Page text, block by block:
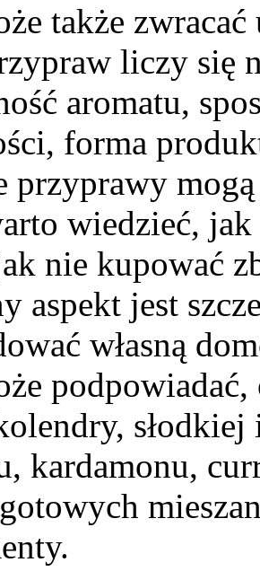
także
liczy się
aromatu,
forma
przyprawy
wiedzieć,
nie kupować
aspekt jest
własną
kardamonu,